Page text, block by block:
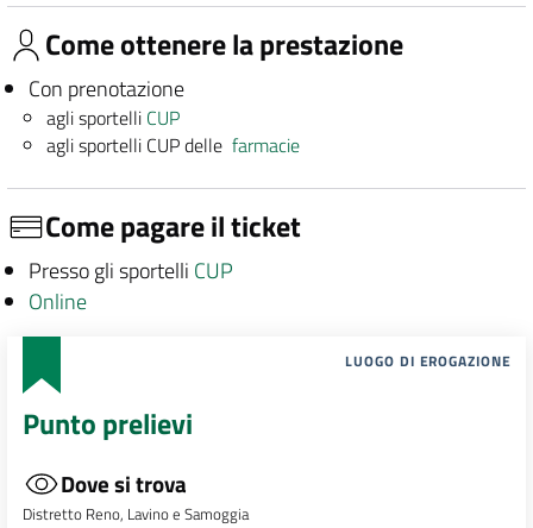
Come ottenere la prestazione
Con prenotazione
agli sportelli CUP
agli sportelli CUP dellefarmacie
Come pagare il ticket
Presso gli sportelli CUP
Online
LUOGO DI EROGAZIONE
Punto prelievi
Dove si trova
Distretto Reno, Lavino e Samoggia